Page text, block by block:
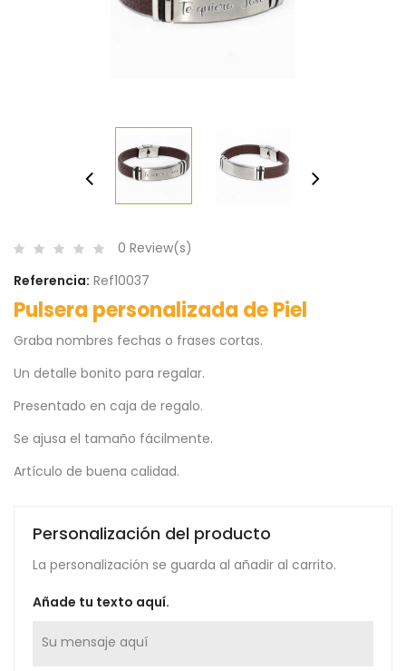
0 Review(s)
Referencia: Ref10037
Pulsera personalizada de Piel
Graba nombres fechas o frases cortas.
Un detalle bonito para regalar.
Presentado en caja de regalo.
Se ajusa el tamaño fácilmente.
Artículo de buena calidad.
Personalización del producto
La personalización se guarda al añadir al carrito.
Añade tu texto aquí.